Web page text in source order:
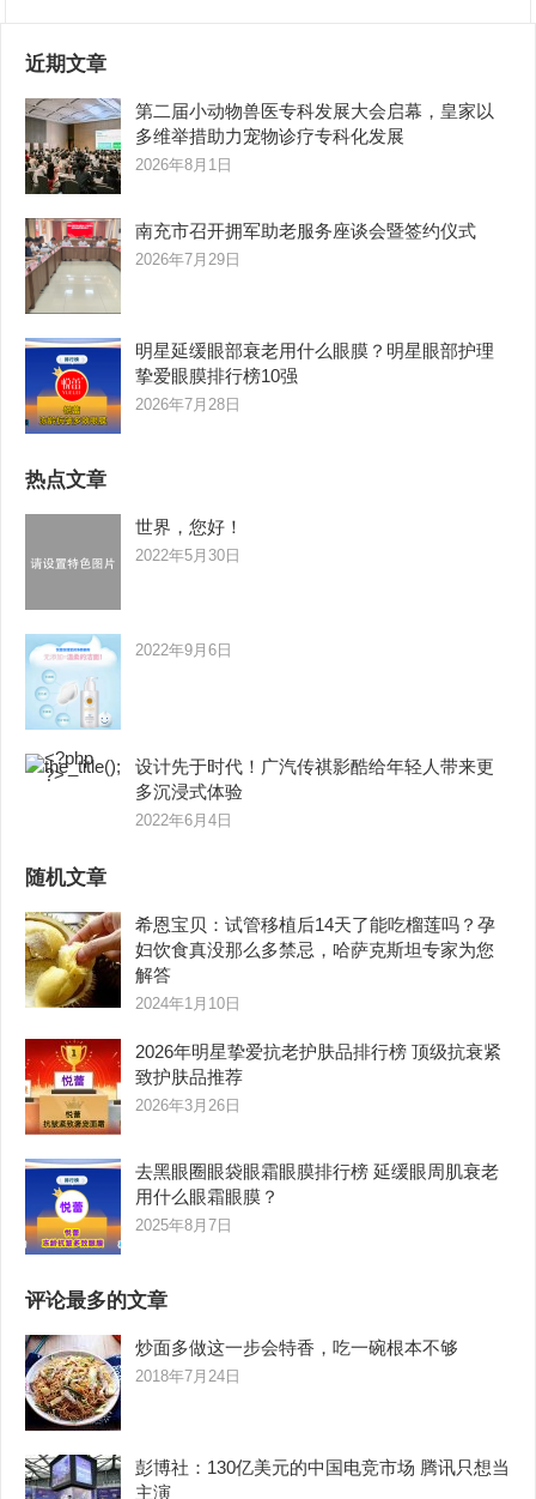
近期文章
第二届小动物兽医专科发展大会启幕，皇家以
多维举措助力宠物诊疗专科化发展
2026年8月1日
南充市召开拥军助老服务座谈会暨签约仪式
2026年7月29日
明星延缓眼部衰老用什么眼膜？明星眼部护理
挚爱眼膜排行榜10强
2026年7月28日
热点文章
世界，您好！
2022年5月30日
2022年9月6日
设计先于时代！广汽传祺影酷给年轻人带来更
多沉浸式体验
2022年6月4日
随机文章
希恩宝贝：试管移植后14天了能吃榴莲吗？孕
妇饮食真没那么多禁忌，哈萨克斯坦专家为您
解答
2024年1月10日
2026年明星挚爱抗老护肤品排行榜 顶级抗衰紧
致护肤品推荐
2026年3月26日
去黑眼圈眼袋眼霜眼膜排行榜 延缓眼周肌衰老
用什么眼霜眼膜？
2025年8月7日
评论最多的文章
炒面多做这一步会特香，吃一碗根本不够
2018年7月24日
彭博社：130亿美元的中国电竞市场 腾讯只想当
主演